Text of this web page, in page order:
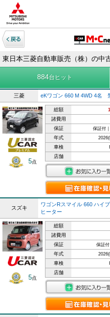
東日本三菱自動車販売（株）の中
884台ヒット
三菱 eKワゴン 660 M 4WD 4名
5点
総額
諸費用
保証 保証付
年式
車検
店舗
スズキ
ワゴンRスマイル 660 ハ
ヒーター
5点
総額
諸費用
保証 保証
年式
車検
店舗